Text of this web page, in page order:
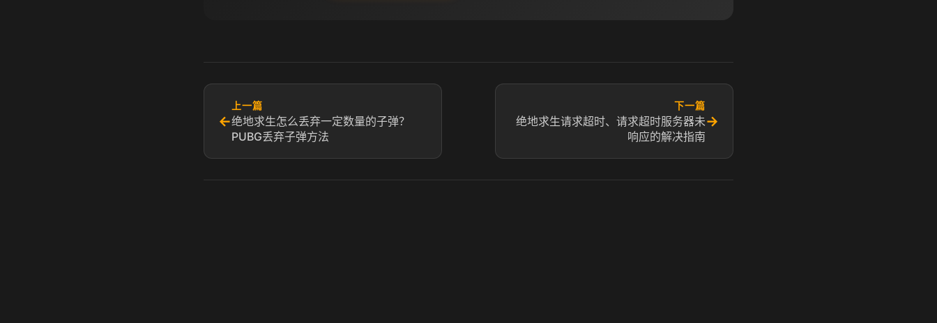
←
上一篇
绝地求生怎么丢弃一定数量的子弹？
PUBG丢弃子弹方法
下一篇
绝地求生请求超时、请求超时服务器未
响应的解决指南
→